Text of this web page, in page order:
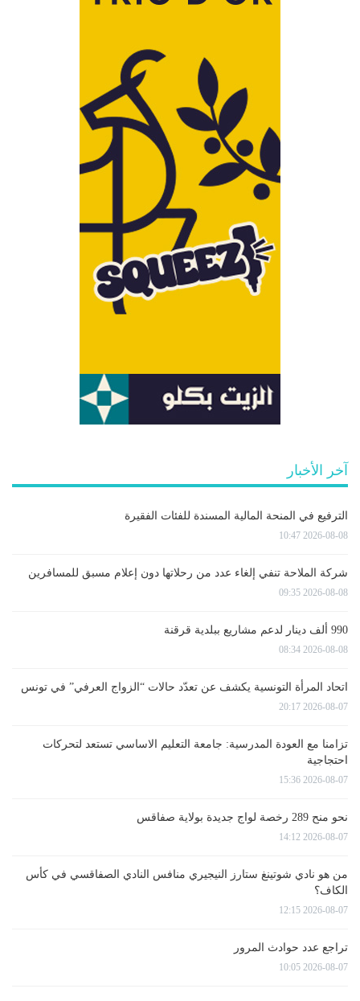
آخر الأخبار
الترفيع في المنحة المالية المسندة للفئات الفقيرة
2026-08-08 10:47
شركة الملاحة تنفي إلغاء عدد من رحلاتها دون إعلام مسبق للمسافرين
2026-08-08 09:35
990 ألف دينار لدعم مشاريع ببلدية قرقنة
2026-08-08 08:34
اتحاد المرأة التونسية يكشف عن تعدّد حالات “الزواج العرفي” في تونس
2026-08-07 20:17
تزامنا مع العودة المدرسية: جامعة التعليم الاساسي تستعد لتحركات
احتجاجية
2026-08-07 15:36
نحو منح 289 رخصة لواج جديدة بولاية صفاقس
2026-08-07 14:12
من هو نادي شوتينغ ستارز النيجيري منافس النادي الصفاقسي في كأس
الكاف؟
2026-08-07 12:15
تراجع عدد حوادث المرور
2026-08-07 10:05